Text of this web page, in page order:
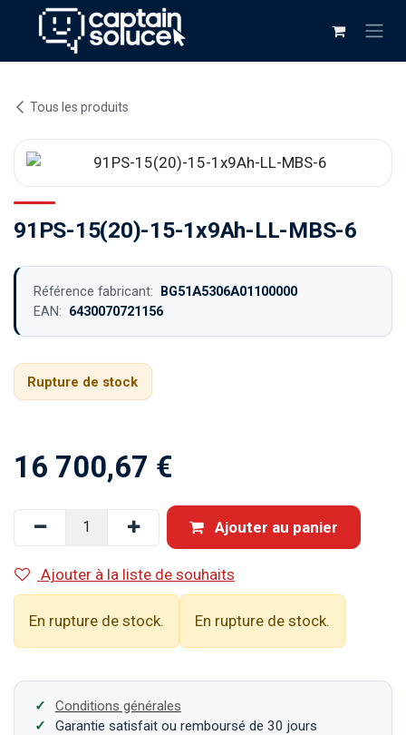
Se rendre au contenu
Tous les produits
91PS-15(20)-15-1x9Ah-LL-MBS-6
Référence fabricant: BG51A5306A01100000
EAN: 6430070721156
Rupture de stock
16 700,67 €
Ajouter au panier
Ajouter à la liste de souhaits
En rupture de stock. En rupture de stock.
Conditions générales
Garantie satisfait ou remboursé de 30 jours